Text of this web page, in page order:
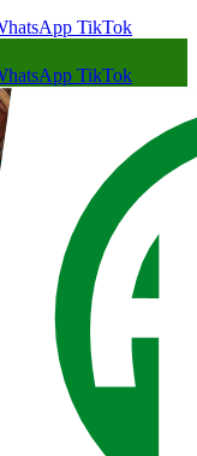
TikTok
TikTok